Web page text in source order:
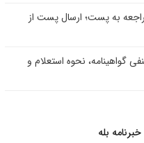
به پست؛ ارسال پست از
گواهینامه، نحوه استعلام و
خبرنامه بله